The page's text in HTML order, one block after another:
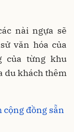
nài ngựa sẽ
văn hóa của
của từng khu
du khách thêm
cộng đồng sẵn